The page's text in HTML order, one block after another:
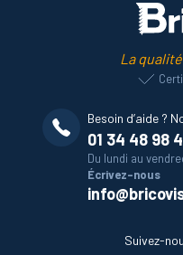
La
Besoin d’aide ?
01 34 48 98
Du lundi au
Écrivez-nous
Suivez-